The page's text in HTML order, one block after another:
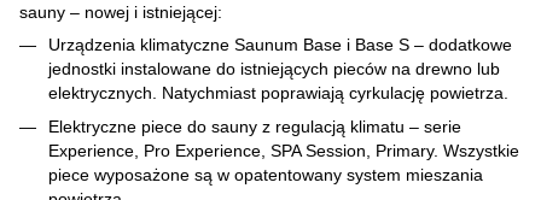
sauny – nowej i istniejącej:
Urządzenia klimatyczne Saunum Base i Base S – dodatkowe
jednostki instalowane do istniejących pieców na drewno lub
elektrycznych. Natychmiast poprawiają cyrkulację powietrza.
Elektryczne piece do sauny z regulacją klimatu – serie
Experience, Pro Experience, SPA Session, Primary. Wszystkie
piece wyposażone są w opatentowany system mieszania